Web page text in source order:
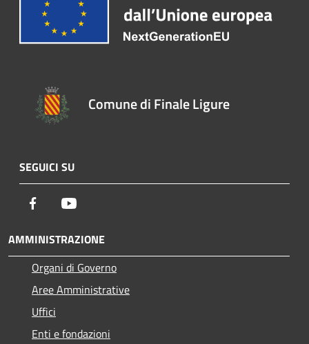
Comune di Finale Ligure
SEGUICI SU
Facebook
AMMINISTRAZIONE
Organi di Governo
Aree Amministrative
Uffici
Enti e fondazioni